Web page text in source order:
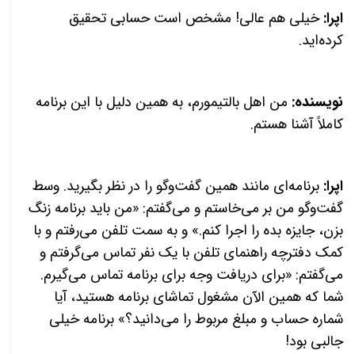
اپرا:خیلی هم عالی! مشخص است حسابی تحقیق
کرده‌اید.
نویسنده: من اهل بالتیمورم، به همین دلیل با این برنامه
کاملاً آشنا هستم.
اپرا: برنامه‌ای مانند همین گفت‌وگو را در نظر بگیرید. وسط
گفت‌وگو من بر می‌خاستم و می‌گفتم: «من باید برنامه زنگ
بزن، جایزه بده را اجرا کنم.» و به سمت تلفن می‌رفتم و با
کمک دفترچه راهنمای تلفن با یک نفر تماس می‌گرفتم و
می‌گفتم: «برای دریافت وجه برای برنامه تماس می‌گیرم.
شما که همین الآن مشغول تماشای برنامه هستید، آیا
شماره حساب و مبلغ مربوط را می‌دانید؟» برنامه خیلی
جالبی بود!